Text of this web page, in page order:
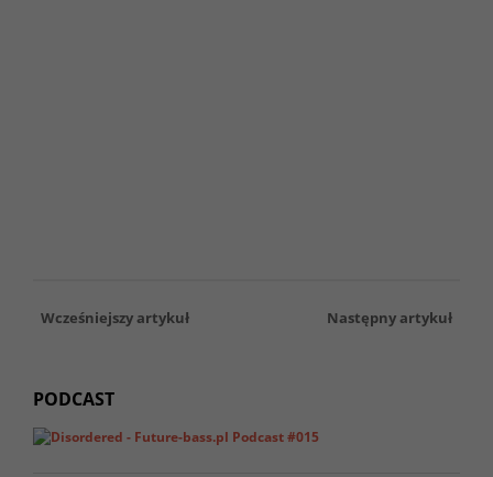
Wcześniejszy artykuł Następny artykuł
PODCAST